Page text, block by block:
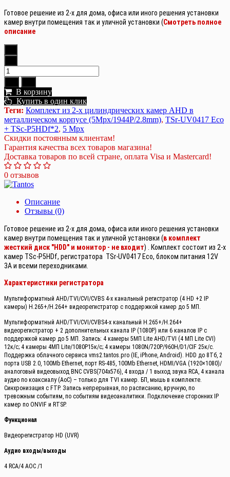
Готовое решение из 2-х для дома, офиса или иного решения установки
камер внутри помещения так и уличной установки (Смотреть полное
описание
В корзину
Купить в один клик
Теги: Комплект из 2-х цилиндрических камер AHD в
металлическом корпусе (5Mpx/1944P/2.8mm), TSr-UV0417 Eco
+ TSc-P5HDf*2, 5 Mpx
Скидки постоянным клиентам!
Гарантия качества всех товаров магазина!
Доставка товаров по всей стране, оплата Visa и Mastercard!
0 отзывов
Описание
Отзывы (0)
Готовое решение из 2-х для дома, офиса или иного решения установки
камер внутри помещения так и уличной установки (в комплект
жесткий диск "HDD" и монитор - не входит) . Комплект состоит из 2-х
камер TSc-P5HDf, регистратора TSr-UV0417 Eco, блоком питания 12V
3A и всеми переходниками.
Характеристики регистратора
Мультиформатный AHD/TVI/CVI/CVBS 4-х канальный регистратор (4 HD +2 IP
камеры) H.265+/H.264+ видеорегистратор с поддержкой камер до 5 МП.
Мультиформатный AHD/TVI/CVI/CVBS4-х канальный H.265+/H.264+
видеорегистратор + 2 дополнительных канала IP (1080Р) или 6 каналов IP с
поддержкой камер до 5 МП. Запись: 4 камеры 5МП Lite AHD/TVI (4 МП Lite CVI)
12к/с; 4 камеры 4МП Lite/1080P15к/с; 4 камеры 1080N/720P/960H/D1/CIF 25к/с.
Поддержка облачного сервиса vms2.tantos.pro (IE, iPhone, Android). HDD до 8Тб, 2
порта USB 2.0, 100Mb Ethernet, порт RS-485, 100Mb Ethernet, HDMI/VGA (1920×1080)/
аналоговый видеовыход BNC CVBS(704x576), 4 входа / 1 выход звука RCA, 4 канала
аудио по коаксиалу (AoC) – только для TVI камер. БП, мышь в комплекте.
Синхронизация с FTP. Запись непрерывная, по расписанию, вручную, по
тревожным событиям, по событиям видеоаналитики. Подключение сторонних IP
камер по ONVIF и RTSP.
Функционал
Видеорегистратор HD (UVR)
Аудио входы/выходы
4 RCA/4 AOC /1